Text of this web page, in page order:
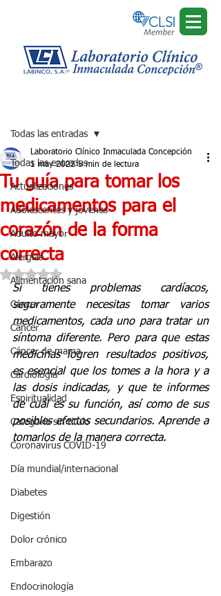
Todas las entradas
Actualizaciones
Adolescentes y jóvenes
Adulto mayor
Alergias
Alimentación sana
Cáncer
Cáncer
Cáncer de mama
Cardiología
Espiritualidad
Categoría sin título
Coronavirus COVID-19
Día mundial/internacional
Diabetes
Digestión
Dolor crónico
Embarazo
Endocrinología
Todas las entradas
Tu guía para tomar los
medicamentos para el
corazón de la forma
correcta
Laboratorio Clínico Inmaculada Concepción
1 may 2022 5 min de lectura
Obtuvo NaN de 5 estrellas.
Si tienes problemas cardíacos,
seguramente necesitas tomar varios
medicamentos, cada uno para tratar un
síntoma diferente. Pero para que estas
medicinas logren resultados positivos,
es esencial que los tomes a la hora y a
las dosis indicadas, y que te informes
de cuál es su función, así como de sus
posibles efectos secundarios. Aprende a
tomarlos de la manera correcta.